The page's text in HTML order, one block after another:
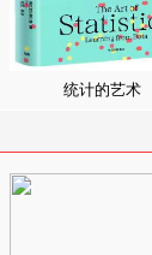
统计的艺术